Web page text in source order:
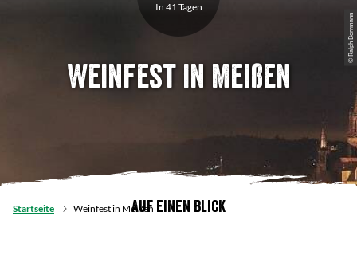
© Ralph Borrmann
In 41 Tagen
Weinfest in Meißen
Startseite Weinfest in MeißenAuf einen Blick